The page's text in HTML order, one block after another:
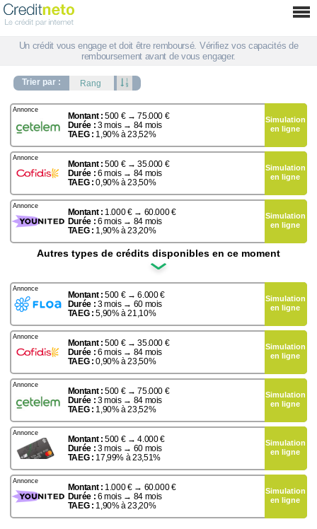
Un crédit vous engage et doit être remboursé. Vérifiez vos capacités de
remboursement avant de vous engager.
Prêt Personnel
Rachat de Crédit
Crédit Renouvelable
Prêt Travaux
Crédit Immobilier
Crédit Moto
Crédit entre Particuliers
Crédit Personnel
Crédit Consommation
Compte / Carte Bancaire
Trier par :
Type de crédit :
Durée
Montant : 500 € → 75.000 €
Durée : 3 mois → 84 mois
TAEG : 1,90% à 23,52%
facultative).
48 mensualités
Frais dossier 0€.
Simulation
en ligne
Montant : 500 € → 35.000 €
Durée : 6 mois → 84 mois
TAEG :0,90% à 23,50%
facultative).
59 mensualités
total dû de
Simulation
en ligne
Montant : 1.000 € → 60.000 €
Durée : 6 mois → 84 mois
TAEG : 1,90% à 23,20%
facultative).
84 mensualités
Frais dossier 0€.
Simulation
en ligne
Autres types de crédits disponibles en ce moment
Montant : 500 € → 6.000 €
Durée : 3 mois → 60 mois
TAEG :5,90% à 21,10%
révisable de
mensualités de
dossier
Simulation
en ligne
Montant : 500 € → 35.000 €
Durée : 6 mois → 84 mois
TAEG :0,90% à 23,50%
facultative).
59 mensualités
total dû de
Simulation
en ligne
Montant : 500 € → 75.000 €
Durée : 3 mois → 84 mois
TAEG : 1,90% à 23,52%
facultative).
48 mensualités
Frais dossier 0€.
Simulation
en ligne
Montant : 500 € → 4.000 €
Durée : 3 mois → 60 mois
TAEG : 17,99% à 23,51%
facultative).
de 21,12%) : 35
25,26€.
Simulation
en ligne
Montant : 1.000 € → 60.000 €
Durée : 6 mois → 84 mois
TAEG : 1,90% à 23,20%
facultative).
84 mensualités
Frais dossier 0€.
Simulation
en ligne